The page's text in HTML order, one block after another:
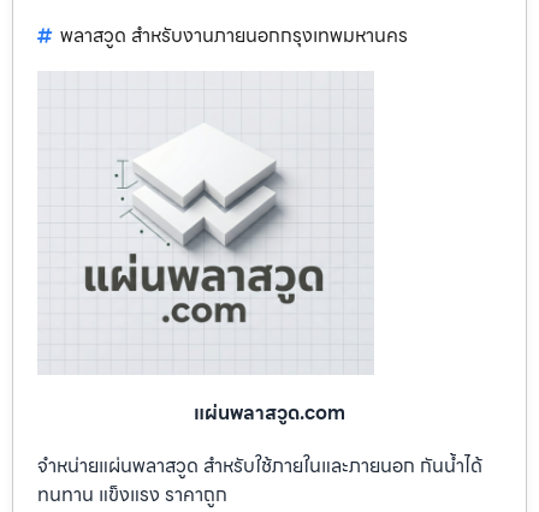
พลาสวูด สำหรับงานภายนอกกรุงเทพมหานคร
แผ่นพลาสวูด.com
จำหน่ายแผ่นพลาสวูด สำหรับใช้ภายในและภายนอก กันน้ำได้
ทนทาน แข็งแรง ราคาถูก